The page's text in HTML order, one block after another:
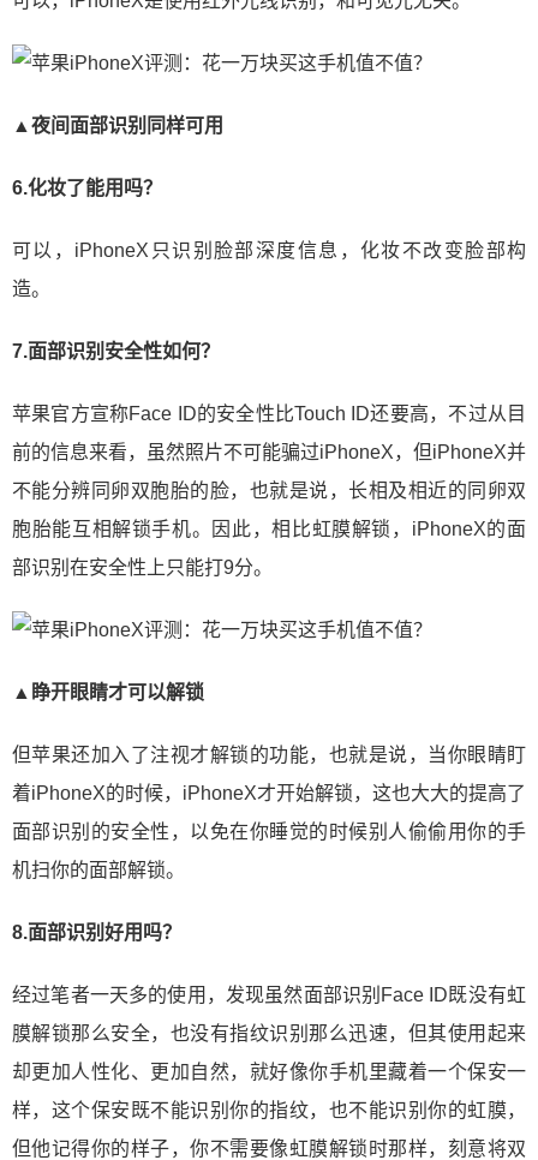
▲夜间面部识别同样可用
6.化妆了能用吗？
可以，iPhoneX只识别脸部深度信息，化妆不改变脸部构
造。
7.面部识别安全性如何？
苹果官方宣称Face ID的安全性比Touch ID还要高，不过从目
前的信息来看，虽然照片不可能骗过iPhoneX，但iPhoneX并
不能分辨同卵双胞胎的脸，也就是说，长相及相近的同卵双
胞胎能互相解锁手机。因此，相比虹膜解锁，iPhoneX的面
部识别在安全性上只能打9分。
▲睁开眼睛才可以解锁
但苹果还加入了注视才解锁的功能，也就是说，当你眼睛盯
着iPhoneX的时候，iPhoneX才开始解锁，这也大大的提高了
面部识别的安全性，以免在你睡觉的时候别人偷偷用你的手
机扫你的面部解锁。
8.面部识别好用吗？
经过笔者一天多的使用，发现虽然面部识别Face ID既没有虹
膜解锁那么安全，也没有指纹识别那么迅速，但其使用起来
却更加人性化、更加自然，就好像你手机里藏着一个保安一
样，这个保安既不能识别你的指纹，也不能识别你的虹膜，
但他记得你的样子，你不需要像虹膜解锁时那样，刻意将双